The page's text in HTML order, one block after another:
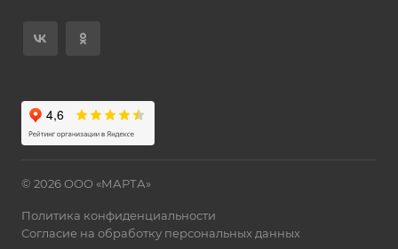
© 2026 ООО «МАРТА»
Политика конфиденциальности
Согласие на обработку персональных данных